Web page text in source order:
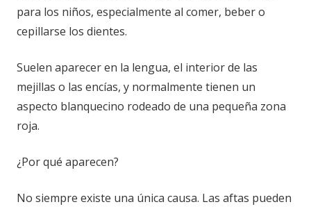
para los niños, especialmente al comer, beber o
cepillarse los dientes.
Suelen aparecer en la lengua, el interior de las
mejillas o las encías, y normalmente tienen un
aspecto blanquecino rodeado de una pequeña zona
roja.
¿Por qué aparecen?
No siempre existe una única causa. Las aftas pueden